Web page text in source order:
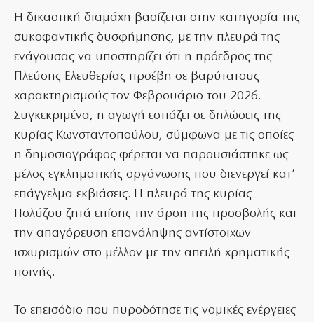
Η δικαστική διαμάχη βασίζεται στην κατηγορία της
συκοφαντικής δυσφήμησης, με την πλευρά της
ενάγουσας να υποστηρίζει ότι η πρόεδρος της
Πλεύσης Ελευθερίας προέβη σε βαρύτατους
χαρακτηρισμούς τον Φεβρουάριο του 2026.
Συγκεκριμένα, η αγωγή εστιάζει σε δηλώσεις της
κυρίας Κωνσταντοπούλου, σύμφωνα με τις οποίες
η δημοσιογράφος φέρεται να παρουσιάστηκε ως
μέλος εγκληματικής οργάνωσης που διενεργεί κατ’
επάγγελμα εκβιάσεις. Η πλευρά της κυρίας
Πολύζου ζητά επίσης την άρση της προσβολής και
την απαγόρευση επανάληψης αντίστοιχων
ισχυρισμών στο μέλλον με την απειλή χρηματικής
ποινής.
Το επεισόδιο που πυροδότησε τις νομικές ενέργειες